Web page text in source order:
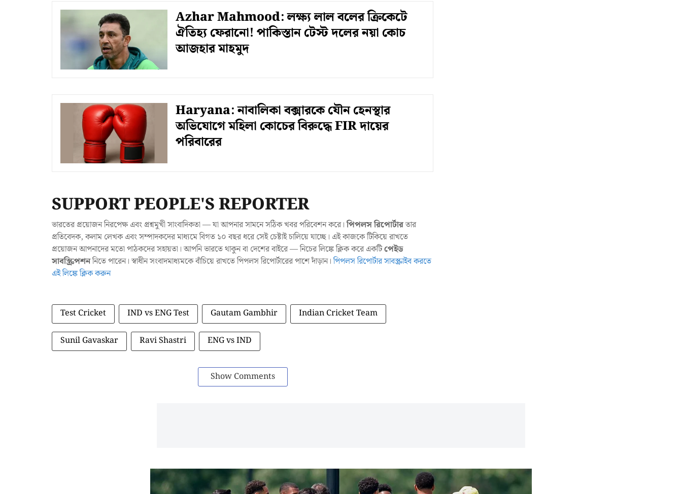
Azhar Mahmood: লক্ষ্য লাল বলের ক্রিকেটে
ঐতিহ্য ফেরানো! পাকিস্তান টেস্ট দলের নয়া কোচ
আজহার মাহমুদ
Haryana: নাবালিকা বক্সারকে যৌন হেনস্থার
অভিযোগে মহিলা কোচের বিরুদ্ধে FIR দায়ের
পরিবারের
SUPPORT PEOPLE'S REPORTER
ভারতের প্রয়োজন নিরপেক্ষ এবং প্রশ্নমুখী সাংবাদিকতা — যা আপনার সামনে সঠিক খবর পরিবেশন করে।পিপলস রিপোর্টারতার
প্রতিবেদক, কলাম লেখক এবং সম্পাদকদের মাধ্যমে বিগত ১০ বছর ধরে সেই চেষ্টাই চালিয়ে যাচ্ছে। এই কাজকে টিকিয়ে রাখতে
প্রয়োজন আপনাদের মতো পাঠকদের সহায়তা। আপনি ভারতে থাকুন বা দেশের বাইরে — নিচের লিঙ্কে ক্লিক করে একটিপেইড
সাবস্ক্রিপশননিতে পারেন। স্বাধীন সংবাদমাধ্যমকে বাঁচিয়ে রাখতে পিপলস রিপোর্টারের পাশে দাঁড়ান।পিপলস রিপোর্টার সাবস্ক্রাইব করতে
এই লিঙ্কে ক্লিক করুন
Test Cricket IND vs ENG Test Gautam Gambhir Indian Cricket Team
Sunil Gavaskar Ravi Shastri ENG vs IND
Show Comments